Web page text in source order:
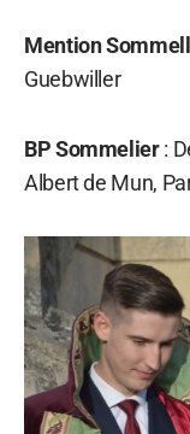
Mention
Guebwiller
BP Sommelier:
Albert de Mun,